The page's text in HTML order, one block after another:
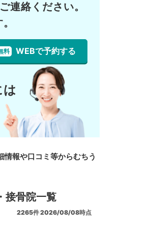
連絡ください。
料 WEBで予約する
は
情報や口コミ等からむちう
接骨院一覧
2265件2026/08/08時点